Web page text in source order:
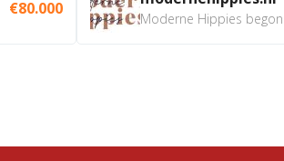
€80.000
Moderne Hippies